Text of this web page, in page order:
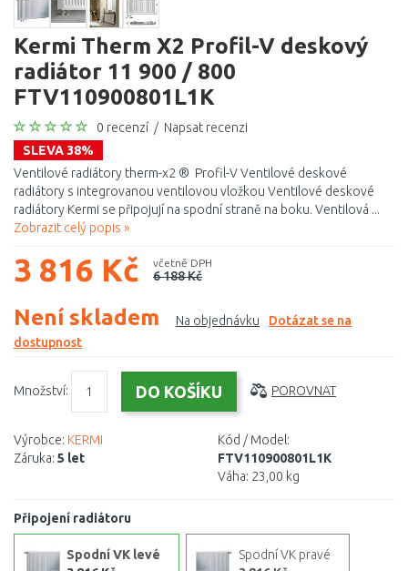
Kermi Therm X2 Profil-V deskový
radiátor 11 900 / 800
FTV110900801L1K
0 recenzí / Napsat recenzi
SLEVA 38%
Ventilové radiátory therm-x2 ® Profil-V Ventilové deskové
radiátory s integrovanou ventilovou vložkou Ventilové deskové
radiátory Kermi se připojují na spodní straně na boku. Ventilová ...
Zobrazit celý popis »
3 816 Kč včetně DPH
6 188 Kč
Není skladem Na objednávku
Dotázat se na
dostupnost
Množství: POROVNAT
Výrobce: KERMI
Záruka: 5 let
Kód / Model:
FTV110900801L1K
Váha: 23,00 kg
Připojení radiátoru
Spodní VK levé
Spodní VK pravé